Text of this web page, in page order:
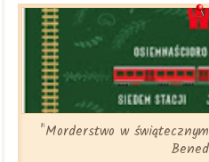
"Morderstwo w